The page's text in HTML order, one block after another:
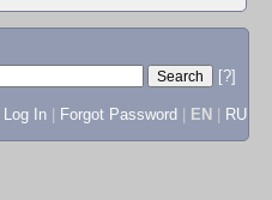
[?]
Log In Forgot Password EN RU